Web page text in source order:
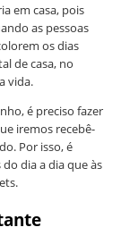
em casa, pois
as pessoas
os dias
de casa, no
vida.
é preciso fazer
iremos recebê-
Por isso, é
dia a dia que às